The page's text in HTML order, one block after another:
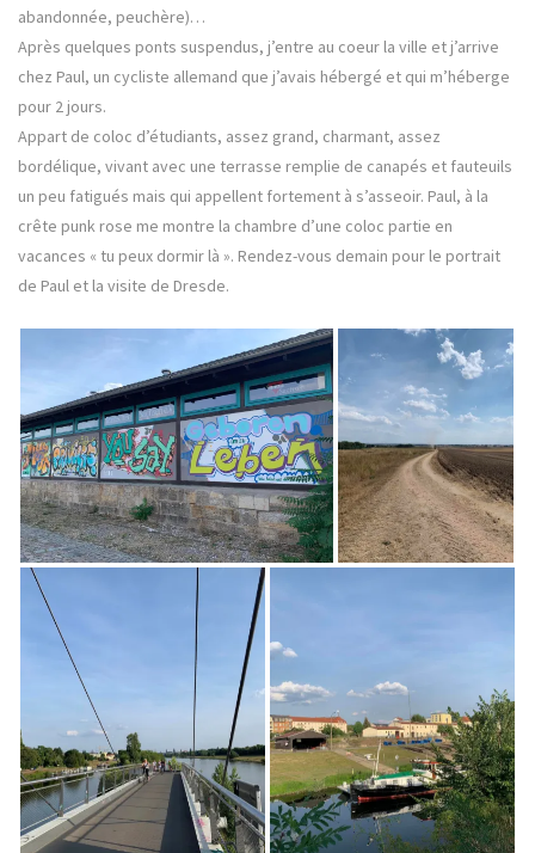
abandonnée, peuchère)…
Après quelques ponts suspendus, j’entre au coeur la ville et j’arrive
chez Paul, un cycliste allemand que j’avais hébergé et qui m’héberge
pour 2 jours.
Appart de coloc d’étudiants, assez grand, charmant, assez
bordélique, vivant avec une terrasse remplie de canapés et fauteuils
un peu fatigués mais qui appellent fortement à s’asseoir. Paul, à la
crête punk rose me montre la chambre d’une coloc partie en
vacances « tu peux dormir là ». Rendez-vous demain pour le portrait
de Paul et la visite de Dresde.